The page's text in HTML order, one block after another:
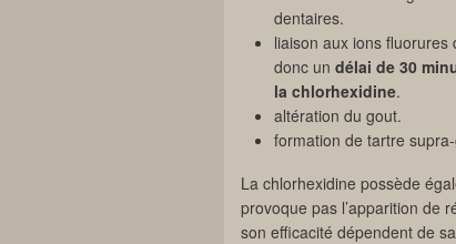
dentaires.
liaison aux ions
donc un délai de 30
la chlorhexidine.
altération du gout.
formation de tartre
La chlorhexidine possède
provoque pas l’apparition de
son efficacité dépendent de sa